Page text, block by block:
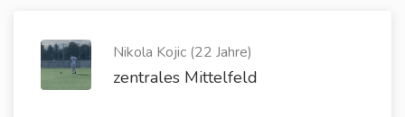
Nikola Kojic (22 Jahre)
zentrales Mittelfeld